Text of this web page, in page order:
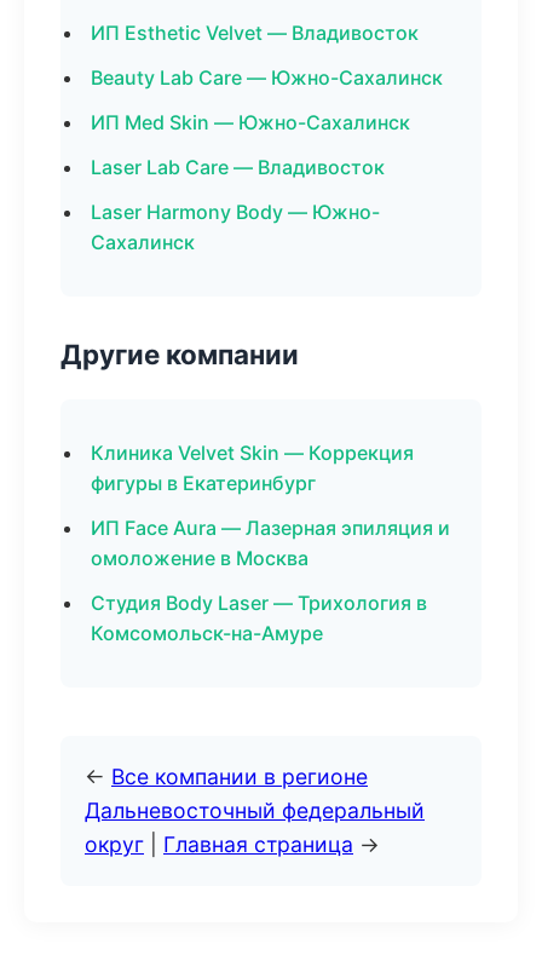
ИП Esthetic Velvet — Владивосток
Beauty Lab Care — Южно-Сахалинск
ИП Med Skin — Южно-Сахалинск
Laser Lab Care — Владивосток
Laser Harmony Body — Южно-
Сахалинск
Другие компании
Клиника Velvet Skin — Коррекция
фигуры в Екатеринбург
ИП Face Aura — Лазерная эпиляция и
омоложение в Москва
Студия Body Laser — Трихология в
Комсомольск-на-Амуре
← Все компании в регионе
Дальневосточный федеральный
округ
Главная страница →